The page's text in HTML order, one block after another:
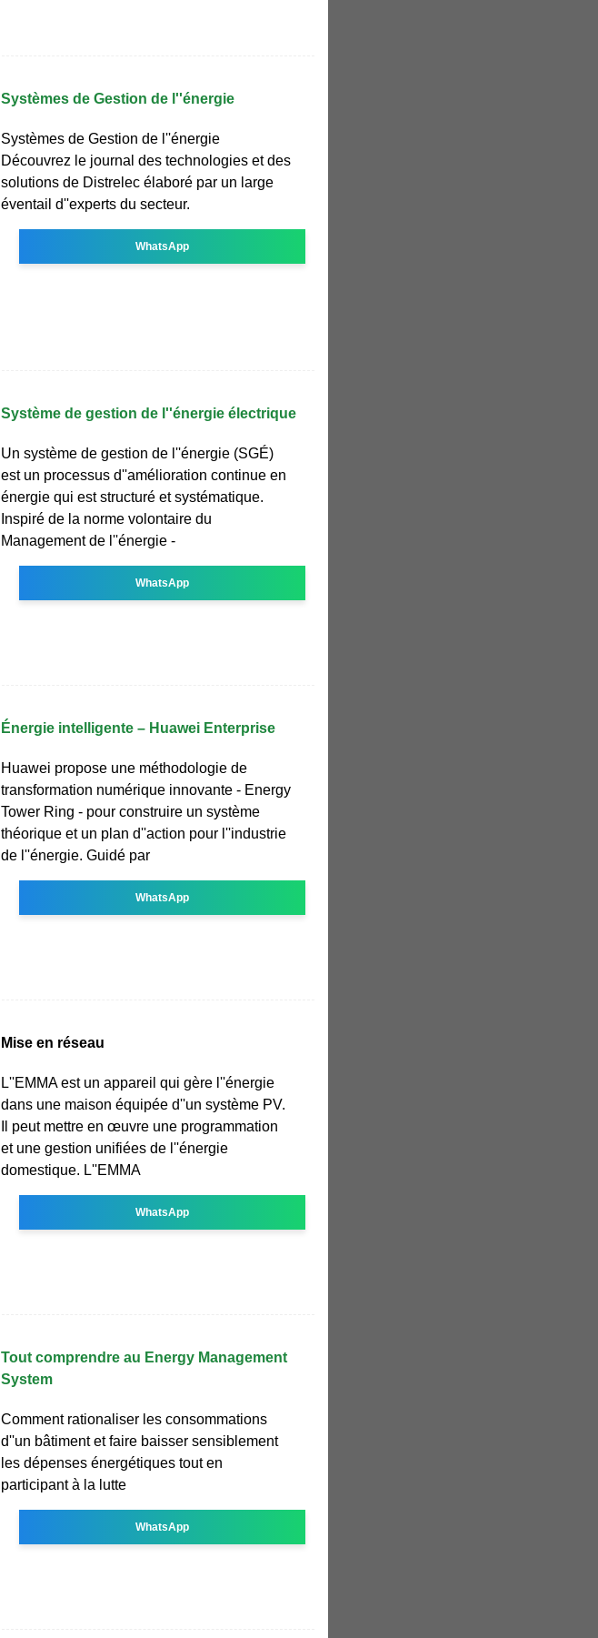
Systèmes de Gestion de l''énergie
Systèmes de Gestion de l''énergie
Découvrez le journal des technologies et des
solutions de Distrelec élaboré par un large
éventail d''experts du secteur.
WhatsApp
Système de gestion de l''énergie électrique
Un système de gestion de l''énergie (SGÉ)
est un processus d''amélioration continue en
énergie qui est structuré et systématique.
Inspiré de la norme volontaire du
Management de l''énergie -
WhatsApp
Énergie intelligente – Huawei Enterprise
Huawei propose une méthodologie de
transformation numérique innovante - Energy
Tower Ring - pour construire un système
théorique et un plan d''action pour l''industrie
de l''énergie. Guidé par
WhatsApp
Mise en réseau
L''EMMA est un appareil qui gère l''énergie
dans une maison équipée d''un système PV.
Il peut mettre en œuvre une programmation
et une gestion unifiées de l''énergie
domestique. L''EMMA
WhatsApp
Tout comprendre au Energy Management
System
Comment rationaliser les consommations
d''un bâtiment et faire baisser sensiblement
les dépenses énergétiques tout en
participant à la lutte
WhatsApp